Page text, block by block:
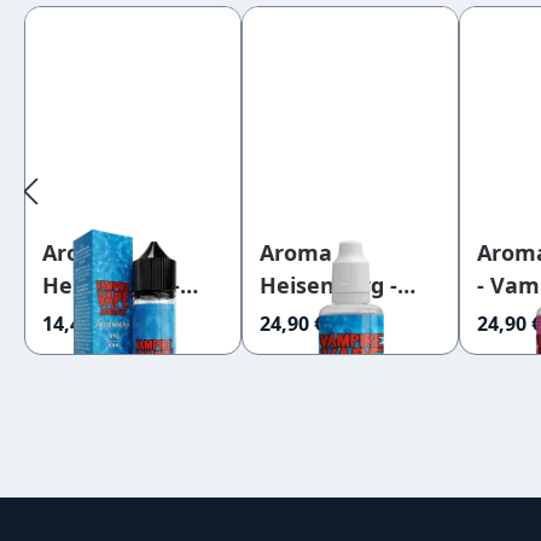
Produktgalerie überspringen
Aroma
Heisenberg -
Vampire Vape
14,45 €
Aroma
Heisenberg -
Vampire Vape
30ml
24,90 €
-
30ml
24,90 €